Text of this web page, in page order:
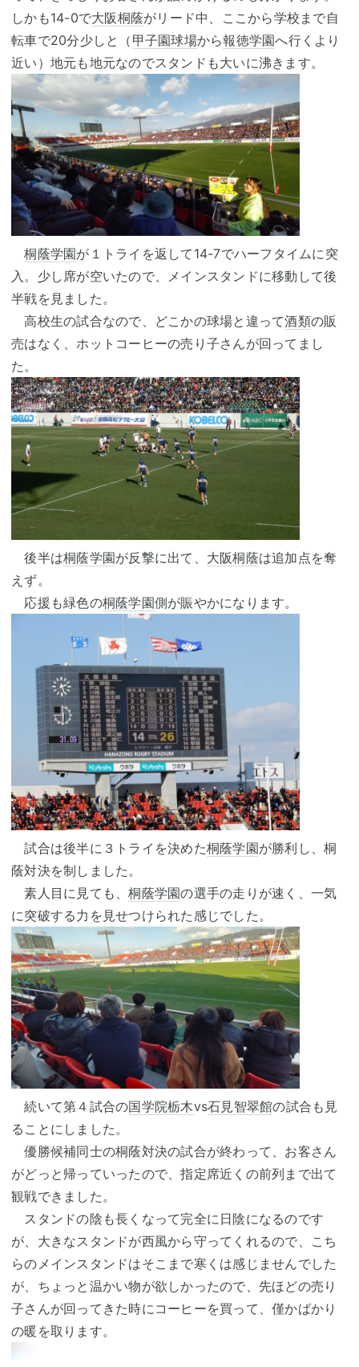
しかも14-0で大阪桐蔭がリード中、ここから学校まで自
転車で20分少しと（ 甲子園球場から報徳学園へ行くより
近い）地元も地元なのでスタンドも大いに沸きます。
桐蔭学園が１トライを返して14-7でハーフタイムに突
入。少し席が空いたので、メインスタンドに移動して後
半戦を見ました。
高校生の試合なので、どこかの球場と違って酒類の販
売はなく、ホットコーヒーの売り子さんが回ってまし
た。
後半は桐蔭学園が反撃に出て、 大阪桐蔭は追加点を奪
えず。
応援も緑色の桐蔭学園側が賑やかになります。
試合は後半に３トライを決めた桐蔭学園が勝利し、桐
蔭対決を制しました。
素人目に見ても、桐蔭学園の選手の走りが速く、一気
に突破する力を見せつけられた感じでした。
続いて第４試合の国学院栃木vs石見智翠館の試合も見
ることにしました。
優勝候補同士の桐蔭対決の試合が終わって、お客さん
がどっと帰っていったので、指定席近くの前列まで出て
観戦できました。
スタンドの陰も長くなって完全に日陰になるのです
が、大きなスタンドが西風から守ってくれるので、こち
らのメインスタンドはそこまで寒くは感じませんでした
が、ちょっと温かい物が欲しかったので、先ほどの売り
子さんが回ってきた時にコーヒーを買って、僅かばかり
の暖を取ります。